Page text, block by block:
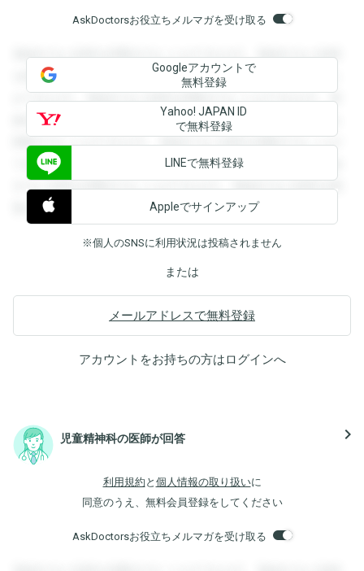
AskDoctorsお役立ちメルマガを受け取る
登録すると回答を閲覧することができます。登録すると回答
を閲覧することができます。登録すると回答を閲覧すること
ができます。登録すると回答を閲覧することができます。登
録すると回答を閲覧することができます。登録すると回答を
閲覧することができます。登録すると回答を閲覧することが
できます。登録すると回答を閲覧することができます。登録
すると回答を閲覧することができます。登録すると回答を閲
覧することができます。
Googleアカウントで
無料登録
Yahoo! JAPAN ID
で無料登録
LINEで無料登録
Appleでサインアップ
※個人のSNSに利用状況は投稿されません
または
メールアドレスで無料登録
アカウントをお持ちの方はログインへ
児童精神科の医師が回答 navigate_next
利用規約 と 個人情報の取り扱いに
同意のうえ、無料会員登録をしてください
AskDoctorsお役立ちメルマガを受け取る